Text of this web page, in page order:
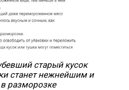
старый кусок
станет нежнейшим и
разморозке